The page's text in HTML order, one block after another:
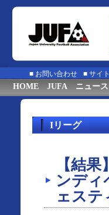
■ お問い合わせ ■ サイ
HOME JUFA ニュース
Iリーグ
【結
ンディ
ェステ